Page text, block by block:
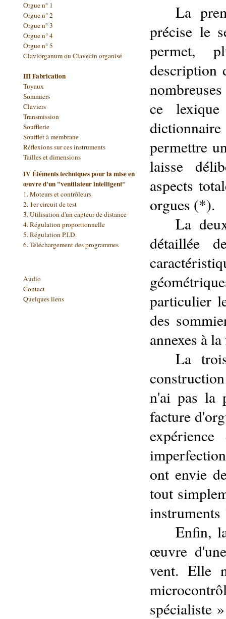
Orgue n° 1
Orgue n° 2
Orgue n° 3
Orgue n° 4
Orgue n° 5
Claviorganum ou Clavecin organisé
III Fabrication
Tuyaux
Sommiers
Claviers
Transmission
Soufflerie
Soufflet à membrane
Réflexions sur ces instruments
Tailles et dimensions
IV Éléments techniques pour la mise en
œuvre d'un "ventilateur intelligent"
1. Moteurs et contrôleurs
2. 1er circuit de test
3.Utilisation d'un capteur de distance
4.Régulation proportionnelle
5.Régulation P.I.D.
6. Téléchargement des programmes
Audio
Contact
Quelques liens
La
précise le
permet,
description
ce
permettre
laisse
aspects
orgues (*).
La
détaillée
particulier
des
annexes à
La
n'ai pas la
facture
ont envie
tout
instruments
Enfin,
œuvre
vent. Elle
spécialiste